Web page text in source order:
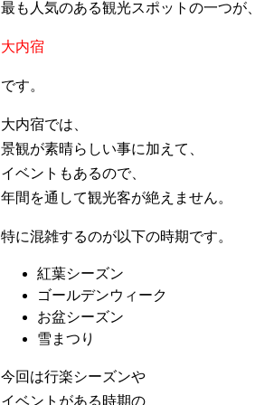
最も人気のある観光スポットの一つが
大内宿
です。
大内宿では、
景観が素晴らしい事に加えて、
イベントもあるので、
年間を通して観光客が絶えません。
特に混雑するのが以下の時期です。
紅葉シーズン
ゴールデンウィーク
お盆シーズン
雪まつり
今回は行楽シーズンや
イベントがある時期の